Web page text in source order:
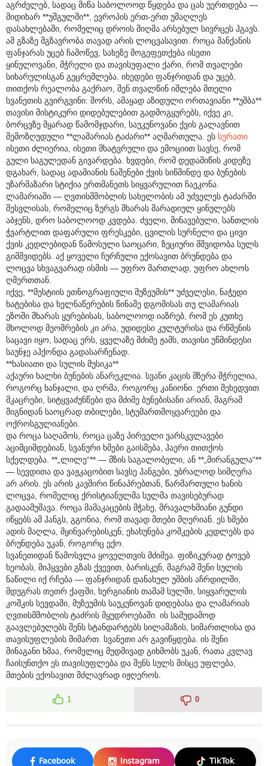
აგრძელებ, სადაც მიწა საბოლოოდ წყდება და ცას უერთდება —
მიდიხარ **უშგულში**, ევროპის ერთ-ერთ უმაღლეს
დასახლებაში, რომელიც დროის მიღმა არსებულ სივრცეს ჰგავს.
ამ გზაზე მგზავრობა თავად არის ლოცვასავით. როცა მანქანის
ფანჯარას უცებ ჩამოწევ, სახეზე მოგეფეთქება ისეთი
ყინულოვანი, მჭრელი და თავისუფალი ქარი, რომ თვალები
სიხარულისგან გეცრემლება. იხედები ფანჯრიდან და უცებ,
თითქოს რეალობა გაქრაო, შენ თვალწინ იშლება მთელი
სვანეთის გვირგვინი: შორს, ამაყად აზიდული ორთავიანი **უშბა**
თავისი მისტიკური დიდებულებით გადმოგყურებს, იქვე კი,
ბორცვზე მყარად წამომჯდარი, საუკუნოვანი ქვის გალავნით
შემოზღუდული **ლამარიას ტაძარი** აღმართულა. ეს სურათი
ისეთი ძლიერია, ისეთი მხატვრული და ემოციით სავსე, რომ
გული საგულედან გივარდება. ხვდები, რომ დედამიწის კიდეზე
დგახარ, სადაც ადამიანის ნაშენები ქვის სიწმინდე და ბუნების
უზარმაზარი სტიქია ერთმანეთს სიყვარულით ჩაეკონა.
ლამარიაში — ღვთისმშობლის სახელობის ამ უძველეს ტაძარში
შესვლისას, რომელიც ზურგს შხარას მარადიულ ყინულებს
აბჯენს, დრო საბოლოოდ კვდება. ძველი, მინავებული, სანთლის
ჭვარტლით დაფარული ფრესკები, ცვილის სურნელი და ცივი
ქვის კედლებიდან წამოსული საოცარი, ზეციური მშვიდობა სულს
გიმშვიდებს. აქ ყოველი ჩურჩული ექოსავით ბრუნდება და
ლოცვა სხვაგვარად ისმის — უფრო მართლად, უფრო ახლოს
ღმერთთან.
იქვე, **მესტიის ეთნოგრაფიული მუზეუმის** უძველესი, ნაჭედი
ხატებისა და ხელნაწერების წინაშე დგომისას თუ ლამარიას
ეზოში შხარას ყურებისას, საბოლოოდ იაზრებ, რომ ეს კუთხე
მხოლოდ მეომრების კი არა, უდიდესი კულტურისა და რწმენის
საცავი იყო, სადაც ერს, ყველაზე მძიმე ჟამს, თავისი უწმინდესი
საუნჯე აჰქონდა გადასარჩენად.
**ხასიათი და სულის მუსიკა**
აქაური ხალხი ბუნების ანარეკლია. სვანი კაცის მზერა მჭრელია,
როგორც ხანჯალი, და ღრმა, როგორც კანიონი. ერთი შეხედვით
მკაცრები, სიტყვაძუნწები და მძიმე ბუნებისანი არიან, მაგრამ
შიგნიდან საოცრად თბილები, სტუმართმოყვარეები და
ოქროსგულიანები.
და როცა საღამოს, როცა ცაზე პირველი ვარსკვლავები
აციმციმდებიან, სვანური ხმები გაისმება, ჰაერი თითქოს
სქელდება. **„ლილე“** — მზის საგალობელი, ან **„მირანგულა“**
— სევდითა და ვაჟკაცობით სავსე ჰანგები, უბრალოდ სიმღერა
არ არის. ეს არის კავშირი წინაპრებთან, წარმართული ხანის
ლოცვა, რომელიც ქრისტიანულმა სულმა თავისებურად
გადაამუშავა. როცა მამაკაცების მჭახე, მრავალხმიანი გუნდი
იწყებს ამ ჰანგს, გგონია, რომ თავად მთები მღერიან. ეს ხმები
ადის მაღლა, მყინვარებისკენ, ეხახუნება კოშკების კედლებს და
ბრუნდება უკან, როგორც ექო.
სვანეთიდან წამოსვლა ყოველთვის მძიმეა. ფიზიკურად ტოვებ
ხეობას, მიჰყვები გზას ქვევით, ბარისკენ, მაგრამ შენი სულის
ნაწილი იქ რჩება — ფანჯრიდან დანახულ უშბის აჩრდილში,
შდუგრას თეთრ ქაფში, ხერგიანის თამამ სულში, სიყვარულის
კოშკის სევდაში, მუზეუმის საუკუნოვან დიდებასა და ლამარიას
ღვთისმშობლის ტაძრის მყუდროებაში. ის სამუდამოდ
გაავლებულებს შენს სტანდარტებს სილამაზის, სიმართლისა და
თავისუფლების მიმართ. სვანეთი არ გავიწყდება. ის შენი
შინაგანი ხმაა, რომელიც მუდმივად გიხმობს უკან, რათა კვლავ
ჩაისუნთქო ეს თავისუფლება და შენს სულს მისცე უფლება,
მთების ექოსავით მძლავრად იჟღეროს.
1 0
Facebook Instagram TikTok